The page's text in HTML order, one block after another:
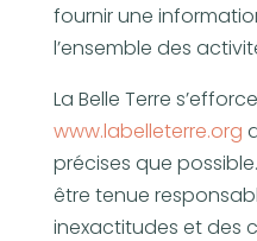
fournir une
l’ensemble des
La Belle Terre
www.labelleterre.org
précises que
être tenue
inexactitudes et des